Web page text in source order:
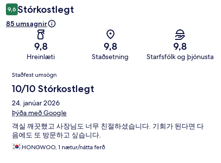
9,6 Stórkostlegt
85 umsagnir
9,8
Hreinlæti
9,8
Staðsetning
9,8
Starfsfólk og þjónusta
Umsagnir
Staðfest umsögn
10/10 Stórkostlegt
24. janúar 2026
Þýða með Google
객실 깨끗했고 사장님도 너무 친절하셨습니다. 기회가 된다면 다
음에도 또 방문하고 싶습니다.
HONGWOO, 1 nætur/nátta ferð